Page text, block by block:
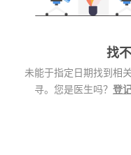
找
未能于指定日期找到相
寻。您是医生吗？ 登